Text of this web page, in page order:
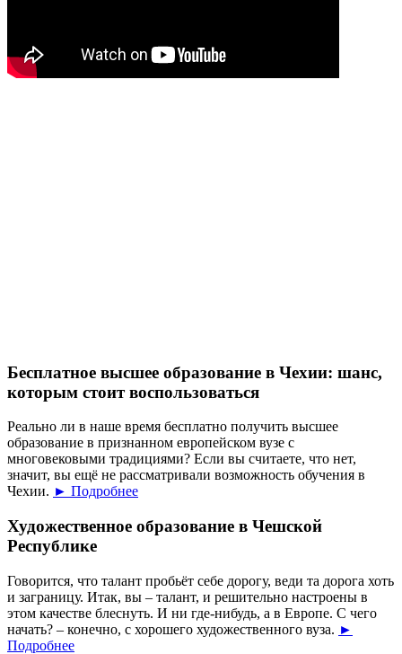
Бесплатное высшее образование в Чехии: шанс,
которым стоит воспользоваться
Реально ли в наше время бесплатно получить высшее
образование в признанном европейском вузе с
многовековыми традициями? Если вы считаете, что нет,
значит, вы ещё не рассматривали возможность обучения в
Чехии. ► Подробнее
Художественное образование в Чешской
Республике
Говорится, что талант пробьёт себе дорогу, веди та дорога хоть
и заграницу. Итак, вы – талант, и решительно настроены в
этом качестве блеснуть. И ни где-нибудь, а в Европе. С чего
начать? – конечно, с хорошего художественного вуза. ►
Подробнее